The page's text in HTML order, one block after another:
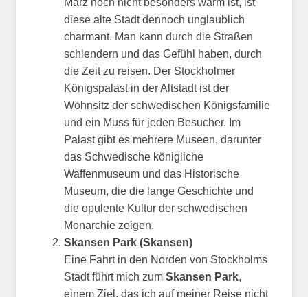
diese alte Stadt dennoch unglaublich
charmant. Man kann durch die Straßen
schlendern und das Gefühl haben, durch
die Zeit zu reisen. Der Stockholmer
Königspalast in der Altstadt ist der
Wohnsitz der schwedischen Königsfamilie
und ein Muss für jeden Besucher. Im
Palast gibt es mehrere Museen, darunter
das Schwedische königliche
Waffenmuseum und das Historische
Museum, die die lange Geschichte und
die opulente Kultur der schwedischen
Monarchie zeigen.
Skansen Park (Skansen)
Eine Fahrt in den Norden von Stockholms
Stadt führt mich zumSkansen Park,
einem Ziel, das ich auf meiner Reise nicht